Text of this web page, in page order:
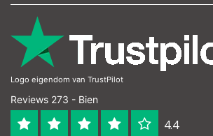
Logo eigendom van TrustPilot
Reviews 273 - Bien
4.4